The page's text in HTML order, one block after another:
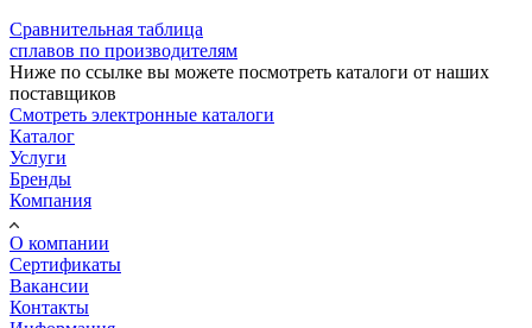
Сравнительная таблица
сплавов по производителям
Ниже по ссылке вы можете посмотреть каталоги от наших
поставщиков
Смотреть электронные каталоги
Каталог
Услуги
Бренды
Компания
О компании
Сертификаты
Вакансии
Контакты